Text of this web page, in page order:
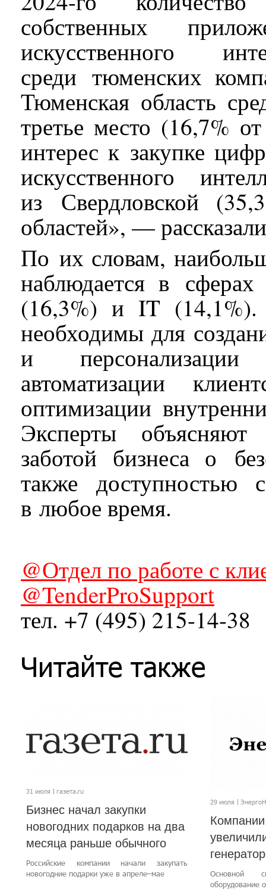
собственных
искусственного
среди тюменских
Тюменская область
третье место (16,7%
интерес к закупке
искусственного
из Свердловской
областей», —
По их словам,
наблюдается в
(16,3%) и IT
необходимы для
и
автоматизации
оптимизации
Эксперты
заботой бизнеса о
также доступностью
в любое время.
@Отдел по работе с
@TenderProSupport
тел. +7 (495) 215-14-38
Читайте также
31 июля газета.ru
Бизнес начал закупки
новогодних подарков на два
месяца раньше обычного
Российские компании начали закупать
новогодние подарки уже в апреле–мае
29 июля
Основной
оборудование